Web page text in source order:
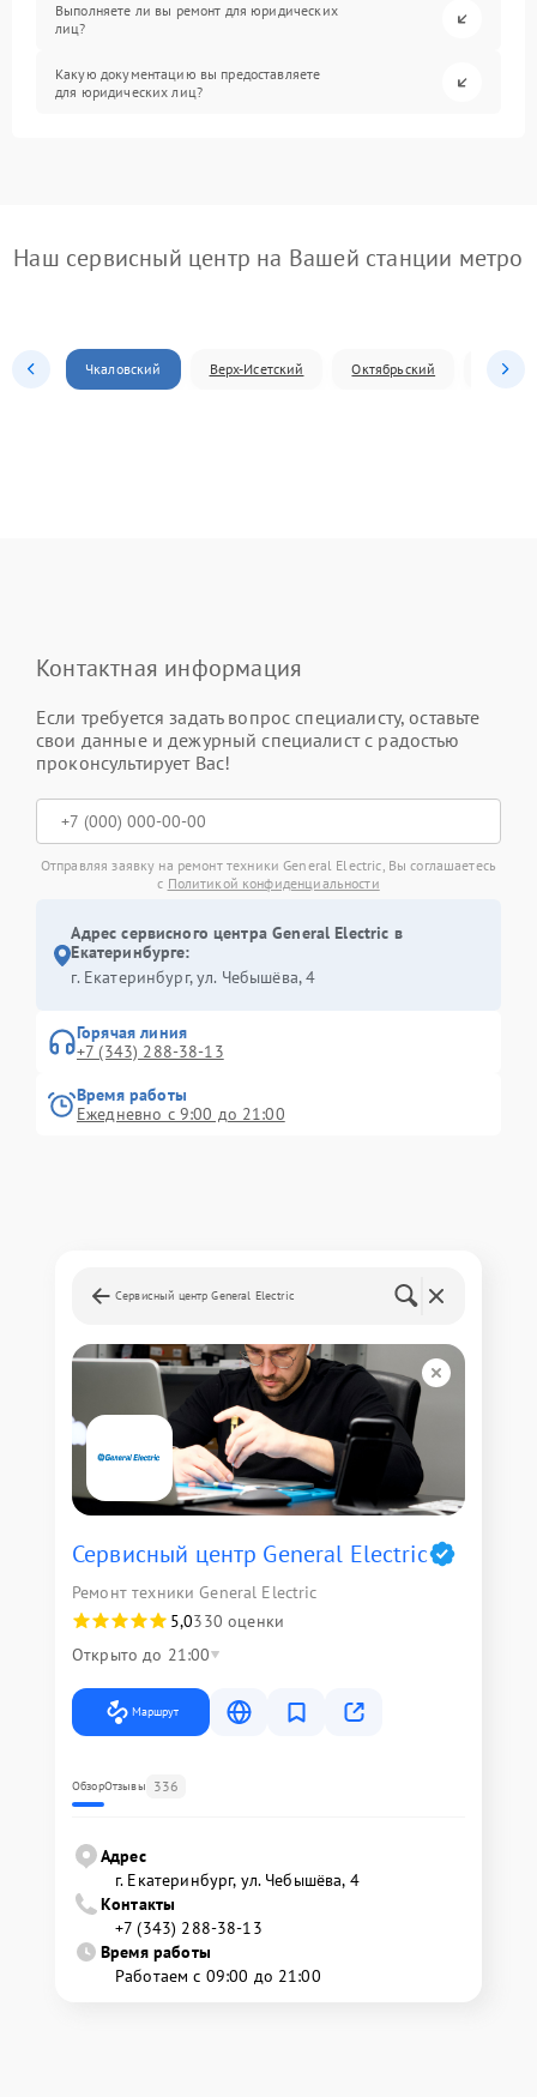
Выполняете ли вы ремонт для юридических
лиц?
Какую документацию вы предоставляете
для юридических лиц?
Наш сервисный центр на Вашей станции метро
Чкаловский Верх-Исетский Октябрьский
Контактная информация
Если требуется задать вопрос специалисту, оставьте
свои данные и дежурный специалист с радостью
проконсультирует Вас!
Отправляя заявку на ремонт техники General Electric, Вы соглашаетесь
с Политикой конфиденциальности
Адрес сервисного центра General Electric в
Екатеринбурге:
г. Екатеринбург, ул. Чебышёва, 4
Горячая линия
+7 (343) 288-38-13
Время работы
Ежедневно с 9:00 до 21:00
Сервисный центр General Electric
Сервисный центр General Electric
Ремонт техники General Electric
5,0330 оценки
Открыто до 21:00
Маршрут
ОбзорОтзывы 336
Адрес
г. Екатеринбург, ул. Чебышёва, 4
Контакты
+7 (343) 288-38-13
Время работы
Работаем с 09:00 до 21:00